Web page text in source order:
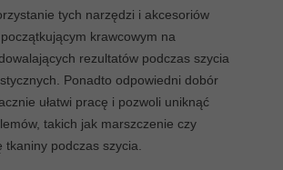
tych narzędzi i akcesoriów
krawcowym na
rezultatów podczas szycia
Ponadto odpowiedni dobór
ułatwi pracę i pozwoli uniknąć
takich jak marszczenie czy
tkaniny podczas szycia.